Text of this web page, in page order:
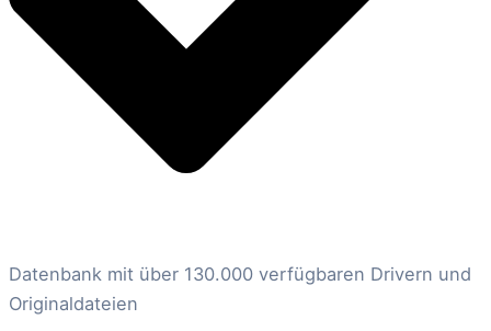
Datenbank mit über 130.000 verfügbaren Drivern und
Originaldateien